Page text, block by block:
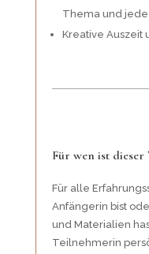
Thema und
Kreative Auszeit
Für wen ist dieser
Für alle
Anfängerin bist
und Materialien
Teilnehmerin